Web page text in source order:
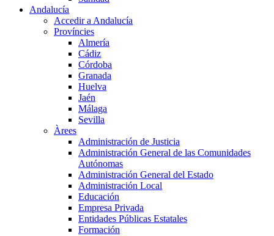
Andalucía
Accedir a Andalucía
Províncies
Almería
Cádiz
Córdoba
Granada
Huelva
Jaén
Málaga
Sevilla
Àrees
Administración de Justicia
Administración General de las Comunidades
Autónomas
Administración General del Estado
Administración Local
Educación
Empresa Privada
Entidades Públicas Estatales
Formación